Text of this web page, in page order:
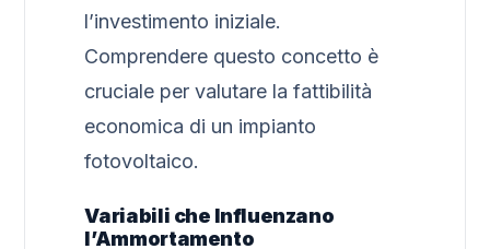
l’investimento iniziale.
Comprendere questo concetto è
cruciale per valutare la fattibilità
economica di un impianto
fotovoltaico.
Variabili che Influenzano
l’Ammortamento